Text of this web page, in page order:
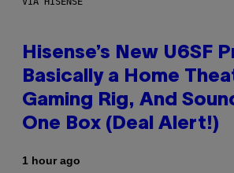
Hisense’s New U6SF
Basically a Home
Gaming Rig, And
One Box (Deal Alert!)
1 hour ago